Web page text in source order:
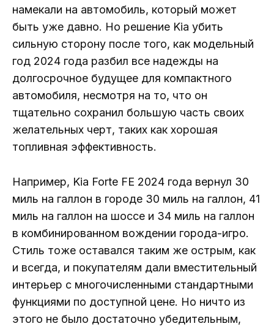
намекали на автомобиль, который может
быть уже давно. Но решение Kia убить
сильную сторону после того, как модельный
год 2024 года разбил все надежды на
долгосрочное будущее для компактного
автомобиля, несмотря на то, что он
тщательно сохранил большую часть своих
желательных черт, таких как хорошая
топливная эффективность.
Например, Kia Forte FE 2024 года вернул 30
миль на галлон в городе 30 миль на галлон, 41
миль на галлон на шоссе и 34 миль на галлон
в комбинированном вождении города-игро.
Стиль тоже оставался таким же острым, как
и всегда, и покупателям дали вместительный
интерьер с многочисленными стандартными
функциями по доступной цене. Но ничто из
этого не было достаточно убедительным,